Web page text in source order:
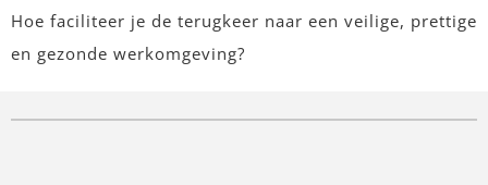
Hoe faciliteer je de terugkeer naar een veilige, prettige
en gezonde werkomgeving?